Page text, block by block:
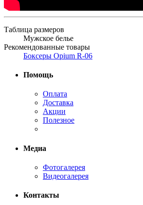
Таблица размеров
Мужское белье
Рекомендованные товары
Боксеры Opium R-06
Помощь
Оплата
Доставка
Акции
Полезное
Медиа
Фотогалерея
Видеогалерея
Контакты